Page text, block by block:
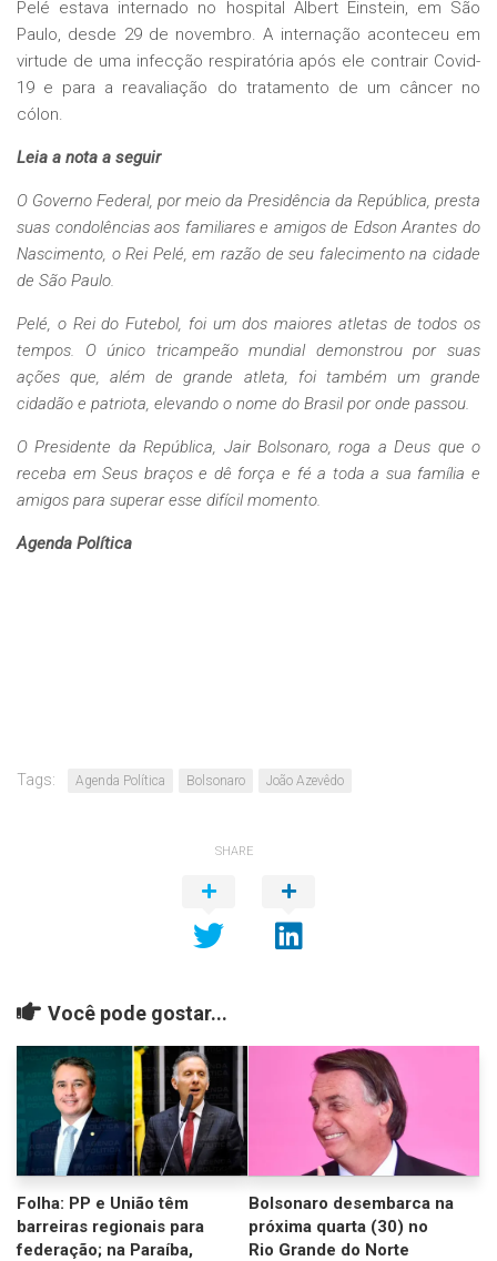
Pelé estava internado no hospital Albert Einstein, em São
Paulo, desde 29 de novembro. A internação aconteceu em
virtude de uma infecção respiratória após ele contrair Covid-
19 e para a reavaliação do tratamento de um câncer no
cólon.
Leia a nota a seguir
O Governo Federal, por meio da Presidência da República, presta
suas condolências aos familiares e amigos de Edson Arantes do
Nascimento, o Rei Pelé, em razão de seu falecimento na cidade
de São Paulo.
Pelé, o Rei do Futebol, foi um dos maiores atletas de todos os
tempos. O único tricampeão mundial demonstrou por suas
ações que, além de grande atleta, foi também um grande
cidadão e patriota, elevando o nome do Brasil por onde passou.
O Presidente da República, Jair Bolsonaro, roga a Deus que o
receba em Seus braços e dê força e fé a toda a sua família e
amigos para superar esse difícil momento.
Agenda Política
Tags: Agenda Política Bolsonaro João Azevêdo
SHARE
Você pode gostar...
Folha: PP e União têm
barreiras regionais para
federação; na Paraíba,
Bolsonaro desembarca na
próxima quarta (30) no
Rio Grande do Norte